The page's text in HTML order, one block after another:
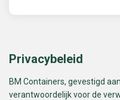
Privacybeleid
BM Containers, gevestigd
verantwoordelijk voor de